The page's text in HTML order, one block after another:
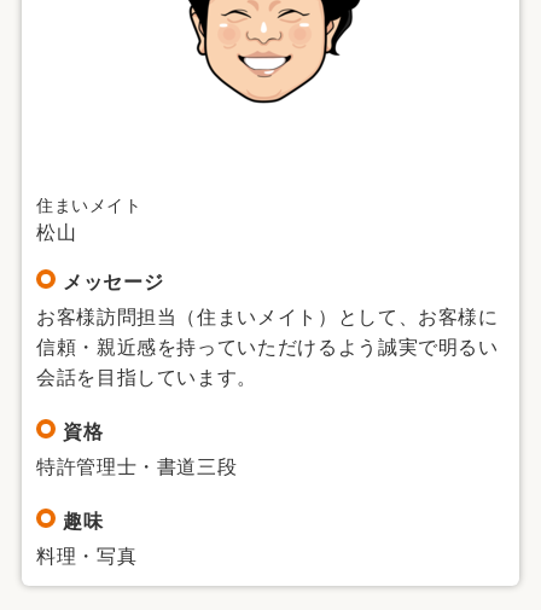
住まいメイト
松山
メッセージ
お客様訪問担当（住まいメイト）として、お客様に
信頼・親近感を持っていただけるよう誠実で明るい
会話を目指しています。
資格
特許管理士・書道三段
趣味
料理・写真